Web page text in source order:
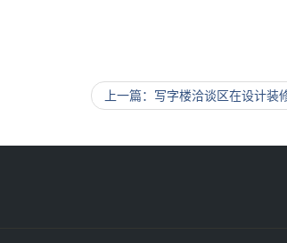
上一篇 写字楼洽谈区在设计装